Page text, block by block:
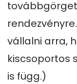
vállalni arra,
kiscsoportos
is függ.)